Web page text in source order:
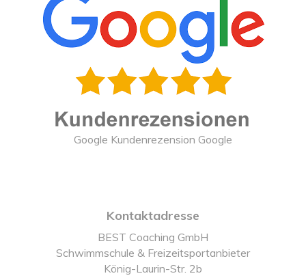
Google Kundenrezension Google
Kontaktadresse
BEST Coaching GmbH
Schwimmschule & Freizeitsportanbieter
König-Laurin-Str. 2b